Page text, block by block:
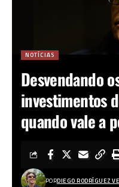
NOTÍCIAS
Desvendando
investimentos
quando vale a
PORDIEGO RODRÍGUEZ